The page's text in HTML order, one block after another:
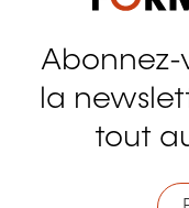
Abonnez-
la
tout